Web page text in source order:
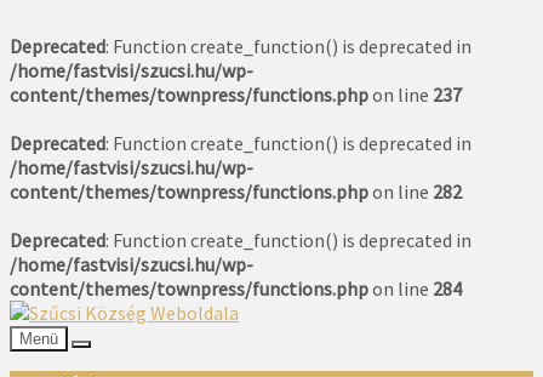
Deprecated: Function create_function() is deprecated in
/home/fastvisi/szucsi.hu/wp-
content/themes/townpress/functions.phpon line 237
Deprecated: Function create_function() is deprecated in
/home/fastvisi/szucsi.hu/wp-
content/themes/townpress/functions.phpon line 282
Deprecated: Function create_function() is deprecated in
/home/fastvisi/szucsi.hu/wp-
content/themes/townpress/functions.phpon line 284
Menü